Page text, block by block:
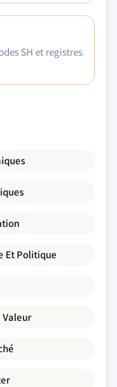
SH et registres
Et Politique
Valeur